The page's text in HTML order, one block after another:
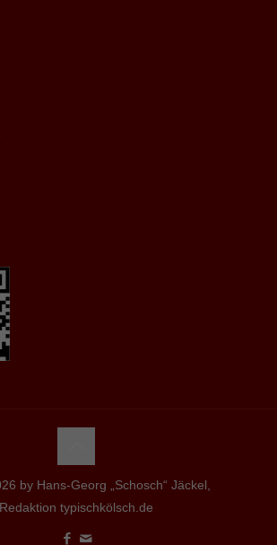
by Hans-Georg „Schosch“ Jäckel,
Redaktion typischkölsch.de